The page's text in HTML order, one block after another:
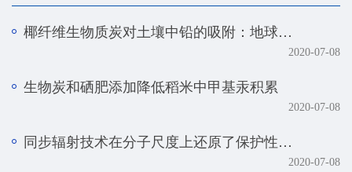
椰纤维生物质炭对土壤中铅的吸附：地球化学和光谱学研究
2020-07-08
生物炭和硒肥添加降低稻米中甲基汞积累
2020-07-08
同步辐射技术在分子尺度上还原了保护性耕作土壤磷元素的真实赋存形态
2020-07-08